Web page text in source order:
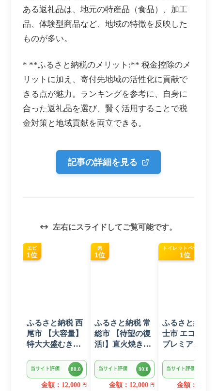
ある返礼品は、地元の特産品（食品）、加工
品、体験型商品など、地域の特徴を反映した
ものが多い。
* **ふるさと納税のメリット:** 税金控除のメ
リットに加え、寄付先地域の活性化に貢献で
きる点が魅力。ランキングを参考に、自身に
合った返礼品を選び、賢く活用することで税
金対策と地域貢献を両立できる。
記事の詳細を見る
左右にスライドしてご覧可能です。
エビ
1位
ふるさと納税 西
尾市 【大容量】
特大大盛むきえ
K287
当サイト評価 80.0
金額：12,000 円
肉
1位
ふるさと納税 常
総市 【待望の復
活!】直火焼きハ
ラスソース 3kg
22個入り
当サイト評価 80.0
金額：12,000 円
トイレットペーパー
1位
ふるさと納税
士市 エコロジ
プレミアム ト
ダブル 96ロー
日用品 人気
当サイト評価
金額：14,000